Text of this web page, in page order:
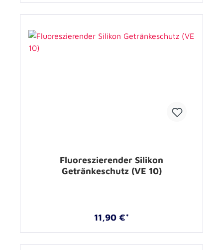
Fluoreszierender Silikon
Getränkeschutz (VE 10)
11,90 €*